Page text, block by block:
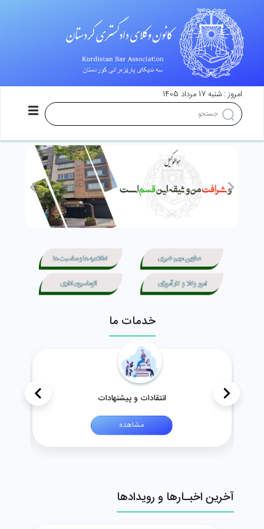
امروز : شنبه 17 مرداد 1405
<
>
خدمات ما
انتقادات و پیشنهادات
مشاهده
<
>
آخرین اخبـارها و رویدادها